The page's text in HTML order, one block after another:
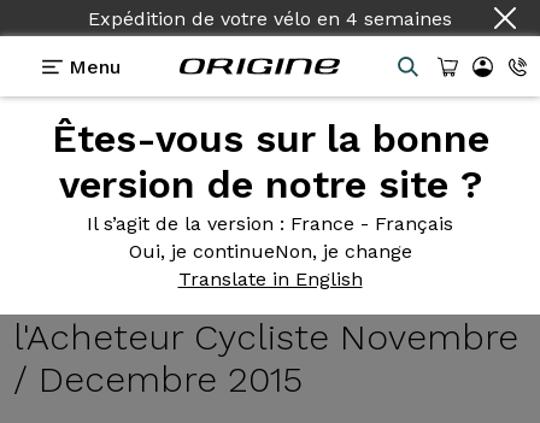
Expédition de votre vélo en 4 semaines
Menu
Êtes-vous sur la bonne
version de notre site ?
Il s’agit de la version : France - Français
Oui, je continueNon, je change
Translate in English
Actualités Origine> Victoire de l'Axxome 350 dans
Novembre / Decembre 2015
Victoire del'Axxome 350 dans
le comparatif expert de
l'Acheteur Cycliste Novembre
/ Decembre 2015